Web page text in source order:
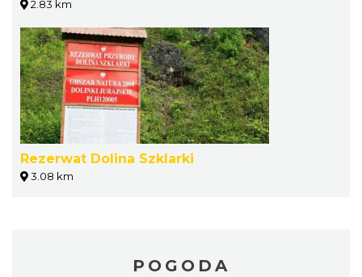
2.83 km
Rezerwat Dolina Szklarki
3.08 km
POGODA